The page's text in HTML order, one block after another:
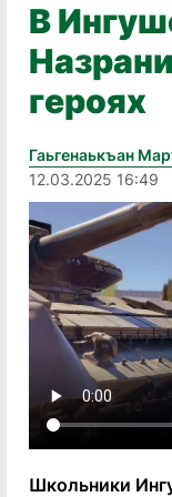
В
героях
Гаьгенаькъан
12.03.2025 16:49
Школьники